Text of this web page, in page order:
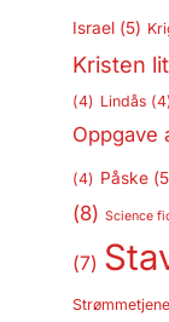
Israel(5)
Kristen
(4) Lindås
Oppgave
(4) Påske
(8) Science
(7)